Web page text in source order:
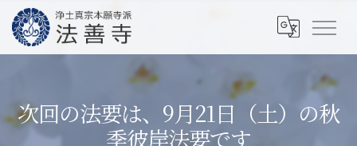
次回の法要は、9月21日（土）の秋
季彼岸法要です